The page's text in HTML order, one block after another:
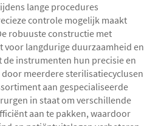
lange procedures
controle mogelijk maakt
robuuste constructie met
langdurige duurzaamheid en
instrumenten hun precisie en
meerdere sterilisatiecyclusen
aan gespecialiseerde
in staat om verschillende
aan te pakken, waardoor